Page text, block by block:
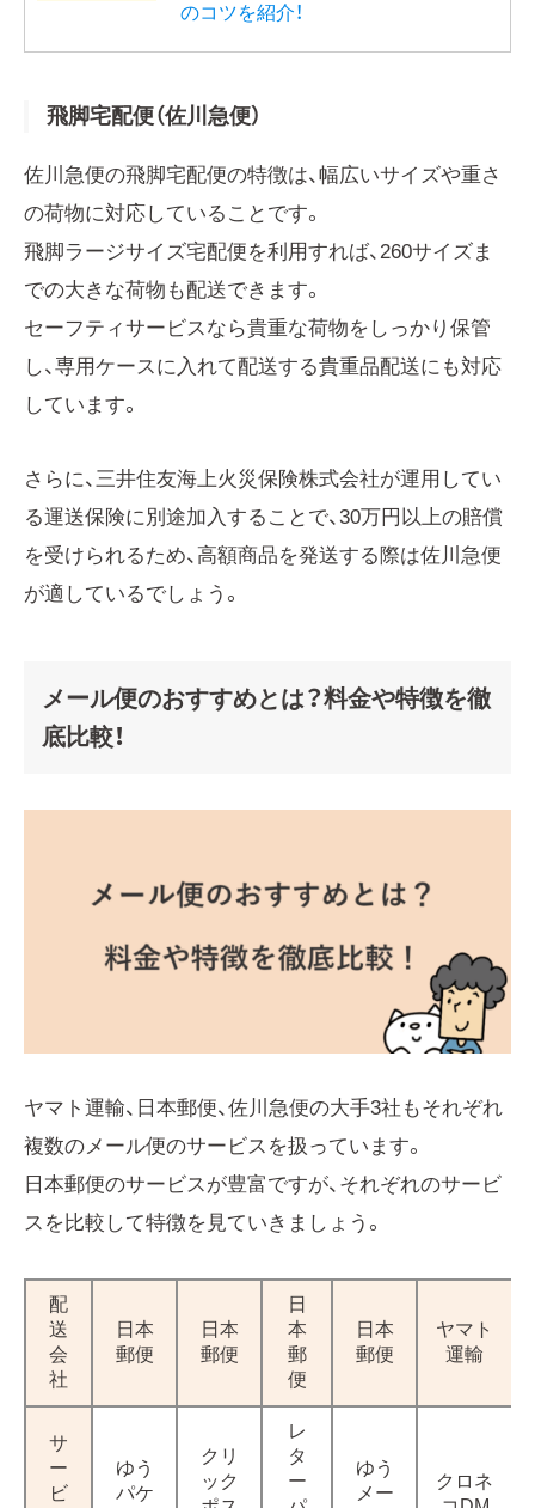
のコツを紹介！
飛脚宅配便（佐川急便）
佐川急便の飛脚宅配便の特徴は、幅広いサイズや重さ
の荷物に対応していることです。
飛脚ラージサイズ宅配便を利用すれば、260サイズま
での大きな荷物も配送できます。
セーフティサービスなら貴重な荷物をしっかり保管
し、専用ケースに入れて配送する貴重品配送にも対応
しています。
さらに、三井住友海上火災保険株式会社が運用してい
る運送保険に別途加入することで、30万円以上の賠償
を受けられるため、高額商品を発送する際は佐川急便
が適しているでしょう。
メール便のおすすめとは？料金や特徴を徹
底比較！
ヤマト運輸、日本郵便、佐川急便の大手3社もそれぞれ
複数のメール便のサービスを扱っています。
日本郵便のサービスが豊富ですが、それぞれのサービ
スを比較して特徴を見ていきましょう。
配
送
会
社
日本
郵便
日本
郵便
日
本
郵
便
日本
郵便
ヤマト
運輸
サ
ー
ビ
ゆう
パケ
クリ
ック
レ
タ
ー
ゆう
メー
クロネ